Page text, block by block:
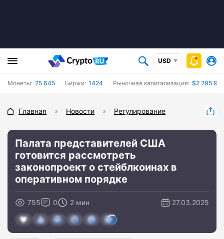
USD
Монеты: 25 645 Биржи: 1424 Рыночная капитализация: $2 295
Главная Новости Регулирование
Палата представителей США
готовится рассмотреть
законопроект о стейблкоинах в
оперативном порядке
755 0 2 мин 27.03.2025